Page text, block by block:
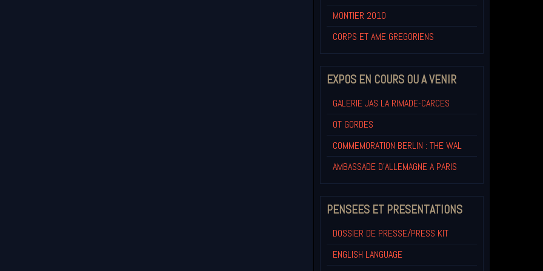
MONTIER 2010
CORPS ET AME GREGORIENS
EXPOS EN COURS OU A VENIR
GALERIE JAS LA RIMADE-CARCES
OT GORDES
COMMEMORATION BERLIN : THE WAL
AMBASSADE D'ALLEMAGNE A PARIS
PENSEES ET PRESENTATIONS
DOSSIER DE PRESSE/PRESS KIT
ENGLISH LANGUAGE